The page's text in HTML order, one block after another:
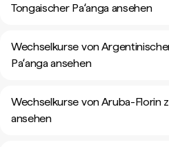
Tongaischer Paʻanga ansehen
Wechselkurse von
Paʻanga ansehen
Wechselkurse von Aruba-Florin
ansehen